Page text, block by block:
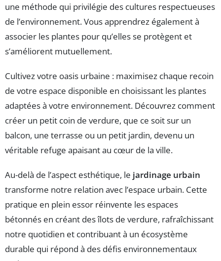
une méthode qui privilégie des cultures respectueuses
de l’environnement. Vous apprendrez également à
associer les plantes pour qu’elles se protègent et
s’améliorent mutuellement.
Cultivez votre oasis urbaine : maximisez chaque recoin
de votre espace disponible en choisissant les plantes
adaptées à votre environnement. Découvrez comment
créer un petit coin de verdure, que ce soit sur un
balcon, une terrasse ou un petit jardin, devenu un
véritable refuge apaisant au cœur de la ville.
Au-delà de l’aspect esthétique, le jardinage urbain
transforme notre relation avec l’espace urbain. Cette
pratique en plein essor réinvente les espaces
bétonnés en créant des îlots de verdure, rafraîchissant
notre quotidien et contribuant à un écosystème
durable qui répond à des défis environnementaux